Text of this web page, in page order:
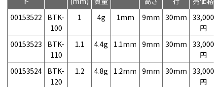
00153522
BTK-
100
1 4g 1mm 9mm 30mm 33,000
円
00153523
BTK-
110
1.1 4.4g 1.1mm 9mm 30mm 33,000
円
00153524 BTK-
120
1.2 4.8g 1.2mm 9mm 30mm 33,000
円